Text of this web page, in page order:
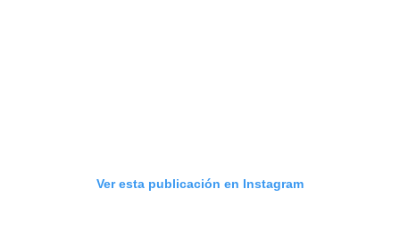
Ver esta publicación en Instagram